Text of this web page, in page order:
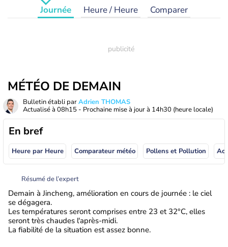
Journée Heure / Heure Comparer
MÉTÉO DE DEMAIN
Bulletin établi parAdrien THOMAS
Actualisé à 08h15 - Prochaine mise à jour à 14h30 (heure locale)
En bref
Heure par Heure Comparateur météo Pollens et Pollution
Résumé de l’expert
Demain à Jincheng, amélioration en cours de journée : le ciel
se dégagera.
Les températures seront comprises entre 23 et 32°C, elles
seront très chaudes l'après-midi.
La fiabilité de la situation est assez bonne.